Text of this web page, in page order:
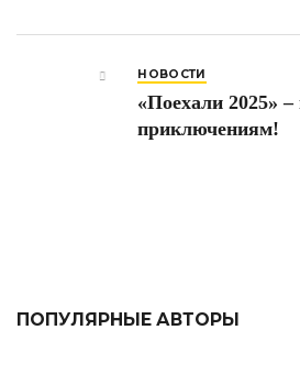
НОВОСТИ
«Поехали 2025»
приключениям!
ПОПУЛЯРНЫЕ АВТОРЫ